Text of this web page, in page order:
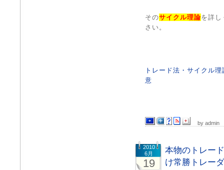
そのサイクル理論を詳し
さい。
トレード法・サイクル
意
by admin
2010
6月
19
本物のトレー
け常勝トレー